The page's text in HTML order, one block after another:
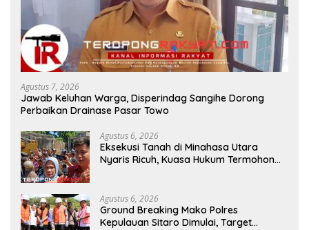
Agustus 7, 2026
Jawab Keluhan Warga, Disperindag Sangihe Dorong
Perbaikan Drainase Pasar Towo
Agustus 6, 2026
Eksekusi Tanah di Minahasa Utara
Nyaris Ricuh, Kuasa Hukum Termohon
Agustus 6, 2026
Ground Breaking Mako Polres
Kepulauan Sitaro Dimulai, Target